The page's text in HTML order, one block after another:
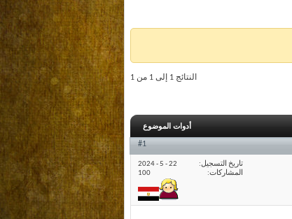
النتائج 1 إلى 1 من 1
أدوات الموضوع
#1
تاريخ التسجيل
22 - 5 - 2024
المشاركات
100